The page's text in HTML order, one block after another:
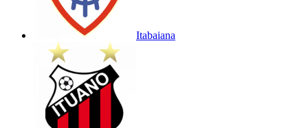
Itabaiana